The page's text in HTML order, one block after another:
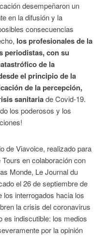
desempeñaron un
en la difusión y la
consecuencias
los profesionales de la
periodistas, con su
de la
el principio de la
de la percepción,
sanitariade Covid-19.
los poderosos y los
de Viavoice, realizado para
en colaboración con
Monde, Le Journal du
el 26 de septiembre de
los interrogados hacia los
la crisis del coronavirus
es indiscutible: los medios
por la opinión